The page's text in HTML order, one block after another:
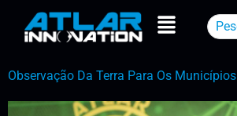
Observação Da Terra Para Os Municípios